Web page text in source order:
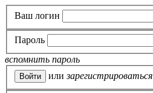
Ваш логин
Пароль
вспомнить пароль
или зарегистрироваться